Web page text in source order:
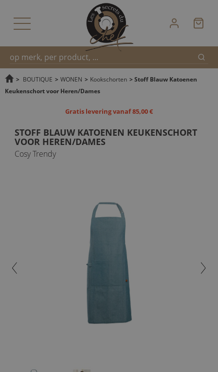
Snel
> BOUTIQUE > WONEN > Kookschorten > Stoff Blauw Katoenen
Keukenschort voor Heren/Dames
Gratis levering vanaf 85,00 €
STOFF BLAUW KATOENEN KEUKENSCHORT
VOOR HEREN/DAMES
Cosy Trendy